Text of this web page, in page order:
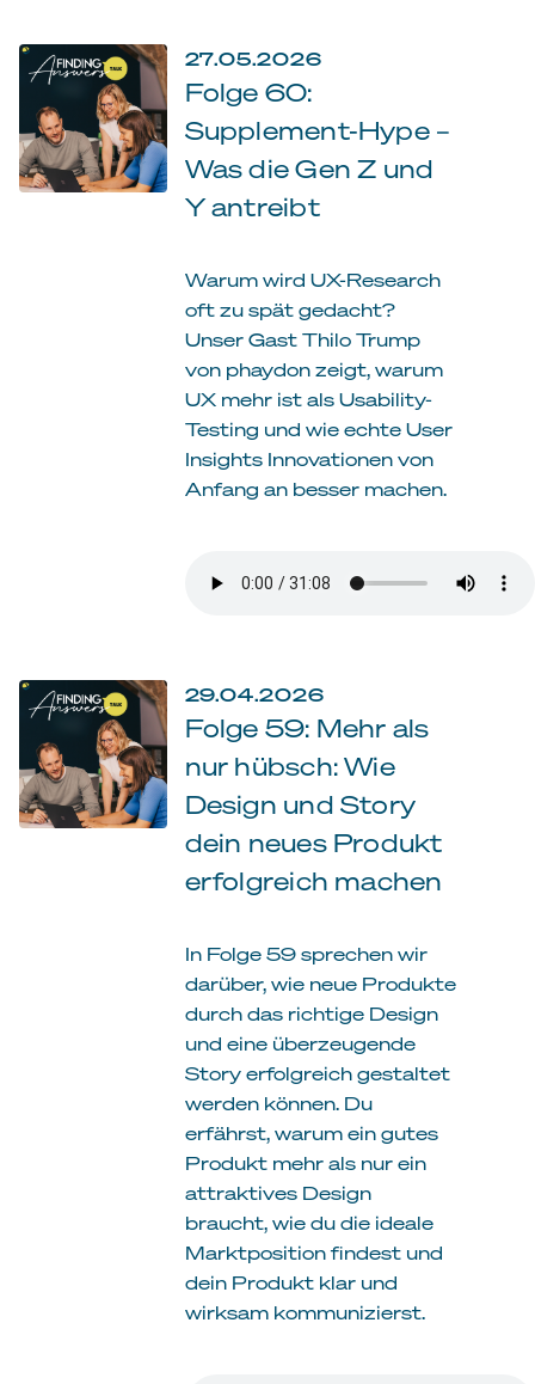
27.05.2026
Folge 60:
Supplement-Hype –
Was die Gen Z und
Y antreibt
Warum wird UX-Research
oft zu spät gedacht?
Unser Gast Thilo Trump
von phaydon zeigt, warum
UX mehr ist als Usability-
Testing und wie echte User
Insights Innovationen von
Anfang an besser machen.
29.04.2026
Folge 59: Mehr als
nur hübsch: Wie
Design und Story
dein neues Produkt
erfolgreich machen
In Folge 59 sprechen wir
darüber, wie neue Produkte
durch das richtige Design
und eine überzeugende
Story erfolgreich gestaltet
werden können. Du
erfährst, warum ein gutes
Produkt mehr als nur ein
attraktives Design
braucht, wie du die ideale
Marktposition findest und
dein Produkt klar und
wirksam kommunizierst.